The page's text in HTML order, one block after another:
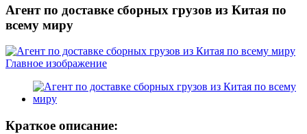
Агент по доставке сборных грузов из Китая по
всему миру
Краткое описание: